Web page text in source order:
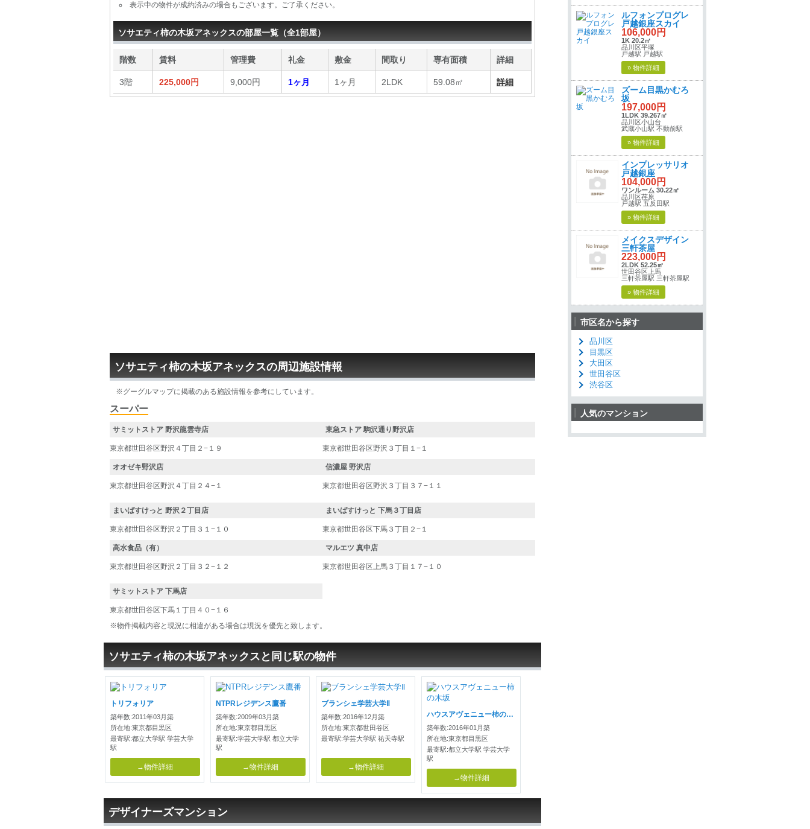
表示中の物件が成約済みの場合もございます。ご了承ください。
ソサエティ柿の木坂アネックスの部屋一覧（全1部屋）
階数 賃料 管理費 礼金 敷金 間取り 専有面積 詳細
3階 225,000円 9,000円 1ヶ月 1ヶ月 2LDK 59.08㎡ 詳細
ソサエティ柿の木坂アネックスの周辺施設情報
※グーグルマップに掲載のある施設情報を参考にしています。
スーパー
サミットストア 野沢龍雲寺店
東京都世田谷区野沢４丁目２−１９
オオゼキ野沢店
東京都世田谷区野沢４丁目２４−１
東急ストア 駒沢通り野沢店
東京都世田谷区野沢３丁目１−１
信濃屋 野沢店
東京都世田谷区野沢３丁目３７−１１
まいばすけっと 野沢２丁目店
東京都世田谷区野沢２丁目３１−１０
高水食品（有）
東京都世田谷区野沢２丁目３２−１２
まいばすけっと 下馬３丁目店
東京都世田谷区下馬３丁目２−１
マルエツ 真中店
東京都世田谷区上馬３丁目１７−１０
サミットストア 下馬店
東京都世田谷区下馬１丁目４０−１６
※物件掲載内容と現況に相違がある場合は現況を優先と致します。
ソサエティ柿の木坂アネックスと同じ駅の物件
トリフォリア
築年数:2011年03月築
所在地:東京都目黒区
最寄駅:都立大学駅 学芸大学
駅
→物件詳細
NTPRレジデンス鷹番
築年数:2009年03月築
所在地:東京都目黒区
最寄駅:学芸大学駅 都立大学
駅
→物件詳細
ブランシェ学芸大学Ⅱ
築年数:2016年12月築
所在地:東京都世田谷区
最寄駅:学芸大学駅 祐天寺駅
→物件詳細
ハウスアヴェニュー柿の木坂
築年数:2016年01月築
所在地:東京都目黒区
最寄駅:都立大学駅 学芸大学
駅
→物件詳細
デザイナーズマンション
ルフォンプログレ
戸越銀座スカイ
106,000円
1K 20.2㎡
品川区平塚
戸越駅 戸越駅
» 物件詳細
ズーム目黒かむろ
坂
197,000円
1LDK 39.267㎡
品川区小山台
武蔵小山駅 不動前駅
» 物件詳細
インプレッサリオ
戸越銀座
104,000円
ワンルーム 30.22㎡
品川区荏原
戸越駅 五反田駅
» 物件詳細
メイクスデザイン
三軒茶屋
223,000円
2LDK 52.25㎡
世田谷区上馬
三軒茶屋駅 三軒茶屋駅
» 物件詳細
市区名から探す
品川区
目黒区
大田区
世田谷区
渋谷区
人気のマンション